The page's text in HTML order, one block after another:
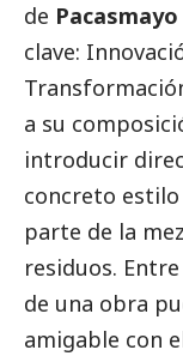
de Pacasmayo
clave:
a su
introducir
concreto
parte de la
residuos. Entre
de una obra
amigable con